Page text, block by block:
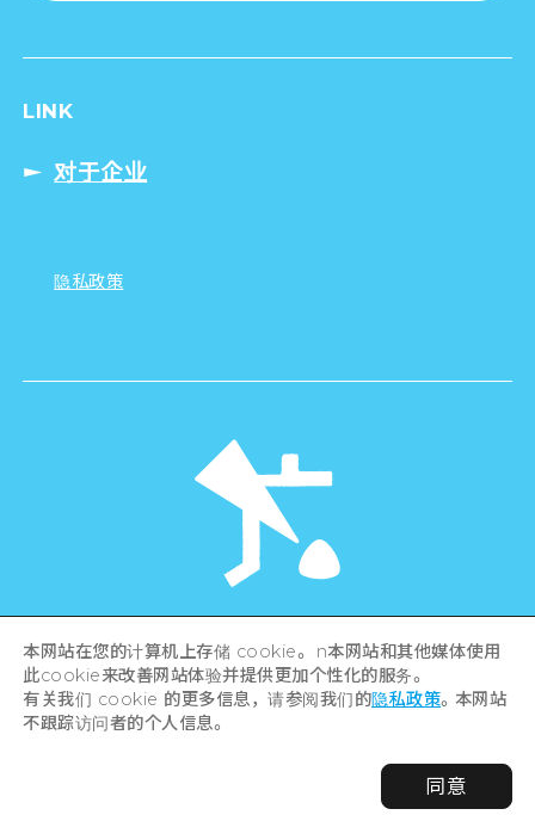
LINK
对于企业
隐私政策
Hiroshima Prefecture / Hiroshima City .
All rights reserved
本网站在您的计算机上存储 cookie。 n本网站和其他媒体使用
此cookie来改善网站体验并提供更加个性化的服务。
有关我们 cookie 的更多信息，请参阅我们的隐私政策。本网站
不跟踪访问者的个人信息。
同意